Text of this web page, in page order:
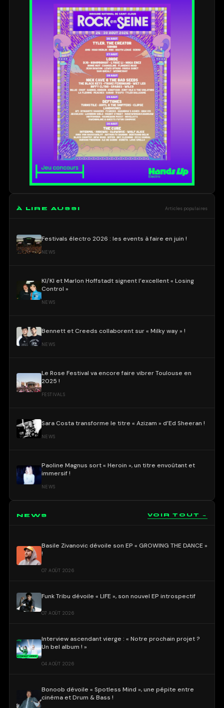
À LIRE AUSSI Articles populaires
Festivals électro 2026 : les events à faire en juin !
NEWS
KI/KI et Marlon Hoffstadt signent l’excellent « Losing
Control »
NEWS
Bennett et Creeds collaborent sur « Milky way » !
NEWS
Le Rose Festival va encore faire vibrer Toulouse en
2025 !
FESTIVALS
Sara Costa transforme le titre « Azizam » d’Ed Sheeran !
NEWS
Paoline Magnus sort « Heroin », un titre envoûtant et
immersif !
NEWS
NEWS VOIR TOUT →
Basile Zivanovic dévoile son EP « GROWING THE DANCE »
!
07 AOÛT 2026
Funk Tribu dévoile « LIFE », son nouvel EP introspectif
07 AOÛT 2026
Interview ascendant vierge : « Notre prochain projet ?
Un bel album ! »
04 AOÛT 2026
Bonoob dévoile « Spotless Mind », une pépite entre
cinéma et Drum & Bass !